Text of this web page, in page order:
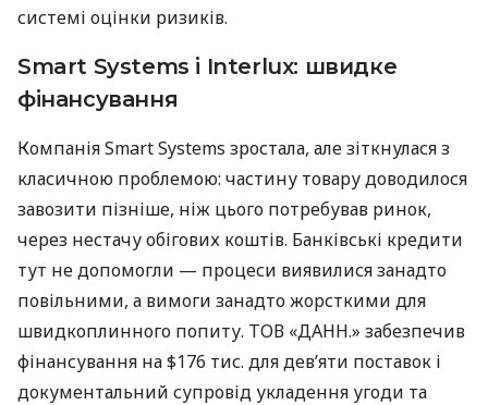
системі оцінки ризиків.
Smart Systems і Interlux: швидке
фінансування
Компанія Smart Systems зростала, але зіткнулася з
класичною проблемою: частину товару доводилося
завозити пізніше, ніж цього потребував ринок,
через нестачу обігових коштів. Банківські кредити
тут не допомогли — процеси виявилися занадто
повільними, а вимоги занадто жорсткими для
швидкоплинного попиту. ТОВ «ДАНН.» забезпечив
фінансування на $176 тис. для дев’яти поставок і
документальний супровід укладення угоди та